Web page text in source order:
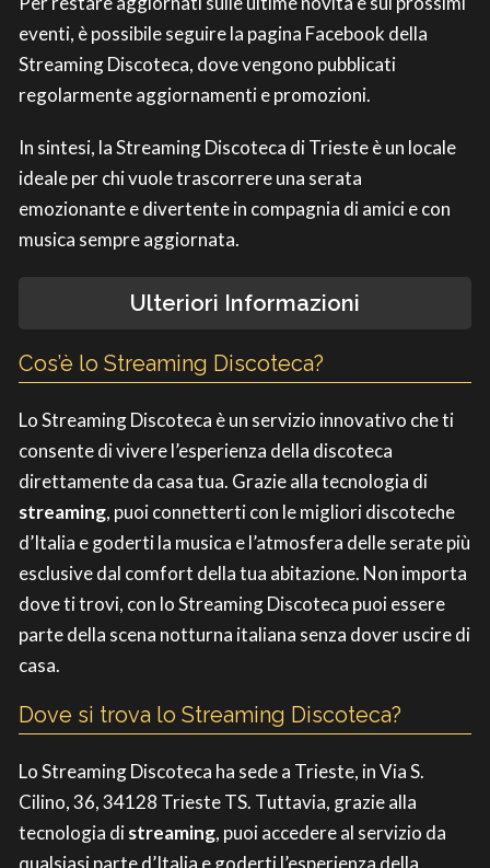
eventi, è possibile seguire la pagina Facebook della
Streaming Discoteca, dove vengono pubblicati
regolarmente aggiornamenti e promozioni.
In sintesi, la Streaming Discoteca di Trieste è un locale
ideale per chi vuole trascorrere una serata
emozionante e divertente in compagnia di amici e con
musica sempre aggiornata.
Ulteriori Informazioni
Cos’è lo Streaming Discoteca?
Lo Streaming Discoteca è un servizio innovativo che ti
consente di vivere l’esperienza della discoteca
direttamente da casa tua. Grazie alla tecnologia di
streaming, puoi connetterti con le migliori discoteche
d’Italia e goderti la musica e l’atmosfera delle serate più
esclusive dal comfort della tua abitazione. Non importa
dove ti trovi, con lo Streaming Discoteca puoi essere
parte della scena notturna italiana senza dover uscire di
casa.
Dove si trova lo Streaming Discoteca?
Lo Streaming Discoteca ha sede a Trieste, in Via S.
Cilino, 36, 34128 Trieste TS. Tuttavia, grazie alla
tecnologia distreaming, puoi accedere al servizio da
qualsiasi parte d’Italia e goderti l’esperienza della